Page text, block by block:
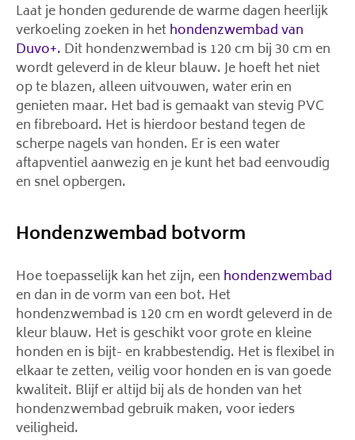
Laat je honden gedurende de warme dagen heerlijk
verkoeling zoeken in hethondenzwembad van
Duvo+. Dit hondenzwembad is 120 cm bij 30 cm en
wordt geleverd in de kleur blauw. Je hoeft het niet
op te blazen, alleen uitvouwen, water erin en
genieten maar. Het bad is gemaakt van stevig PVC
en fibreboard. Het is hierdoor bestand tegen de
scherpe nagels van honden. Er is een water
aftapventiel aanwezig en je kunt het bad eenvoudig
en snel opbergen.
Hondenzwembad botvorm
Hoe toepasselijk kan het zijn, een hondenzwembad
en dan in de vorm van een bot. Het
hondenzwembad is 120 cm en wordt geleverd in de
kleur blauw. Het is geschikt voor grote en kleine
honden en is bijt- en krabbestendig. Het is flexibel in
elkaar te zetten, veilig voor honden en is van goede
kwaliteit. Blijf er altijd bij als de honden van het
hondenzwembad gebruik maken, voor ieders
veiligheid.